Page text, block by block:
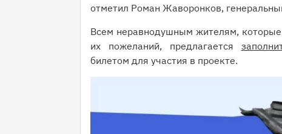
отметил Роман Жаворонков,
Всем неравнодушным жителям, которые
их пожеланий, предлагается
билетом для участия в проекте.